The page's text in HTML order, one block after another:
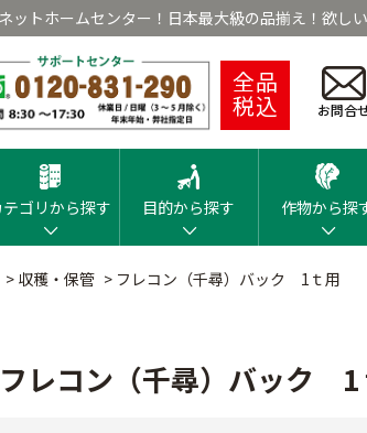
ットホームセンター！日本最大級の品揃え！欲し
全品
税込 お問合
テゴリから探す 目的から探す 作物から探
> 収穫・保管 > フレコン（千尋）バック 1ｔ用
フレコン（千尋）バック 1